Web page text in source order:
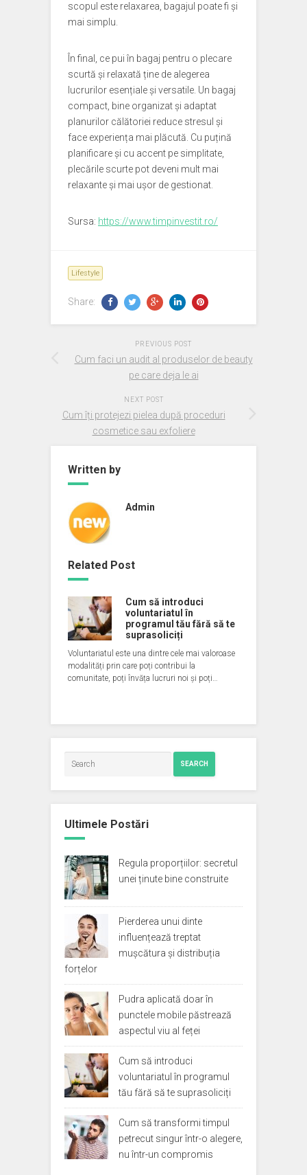
scopul este relaxarea, bagajul poate fi și
mai simplu.
În final, ce pui în bagaj pentru o plecare
scurtă și relaxată ține de alegerea
lucrurilor esențiale și versatile. Un bagaj
compact, bine organizat și adaptat
planurilor călătoriei reduce stresul și
face experiența mai plăcută. Cu puțină
planificare și cu accent pe simplitate,
plecările scurte pot deveni mult mai
relaxante și mai ușor de gestionat.
Sursa: https://www.timpinvestit.ro/
Lifestyle
Share:
PREVIOUS POST
Cum faci un audit al produselor de beauty
pe care deja le ai
NEXT POST
Cum îți protejezi pielea după proceduri
cosmetice sau exfoliere
Written by
Admin
Related Post
Cum să introduci
voluntariatul în
programul tău fără să te
suprasoliciți
Voluntariatul este una dintre cele mai valoroase
modalități prin care poți contribui la
comunitate, poți învăța lucruri noi și poți…
SEARCH
Ultimele Postări
Regula proporțiilor: secretul
unei ținute bine construite
Pierderea unui dinte
influențează treptat
mușcătura și distribuția
forțelor
Pudra aplicată doar în
punctele mobile păstrează
aspectul viu al feței
Cum să introduci
voluntariatul în programul
tău fără să te suprasoliciți
Cum să transformi timpul
petrecut singur într-o alegere,
nu într-un compromis